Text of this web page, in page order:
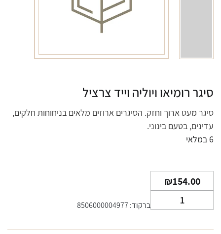
סיגר רומיאו ויוליה וייד צרציל
סיגר מעט ארוך וחזק. הסיגרים ארוזים מלאים בניחוחות חלקים,
עדינים, בטעם בינוני.
6 במלאי
₪154.00
של
ברקוד: 8506000004977